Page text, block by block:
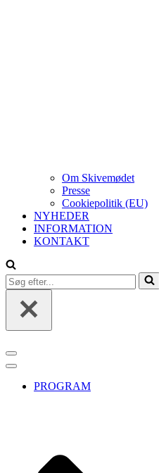
Om Skivemødet
Presse
Cookiepolitik (EU)
NYHEDER
INFORMATION
KONTAKT
Søg
efter...
Navigation
menu
Navigation
PROGRAM